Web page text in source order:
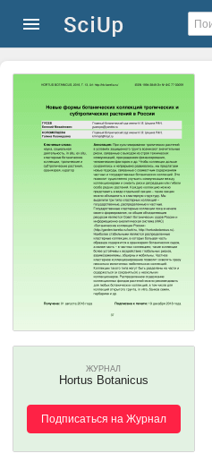
ЖУРНАЛ
Hortus Botanicus
Подписаться на Журнал